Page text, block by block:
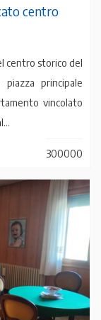
centro
centro storico del
principale
vincolato
300000